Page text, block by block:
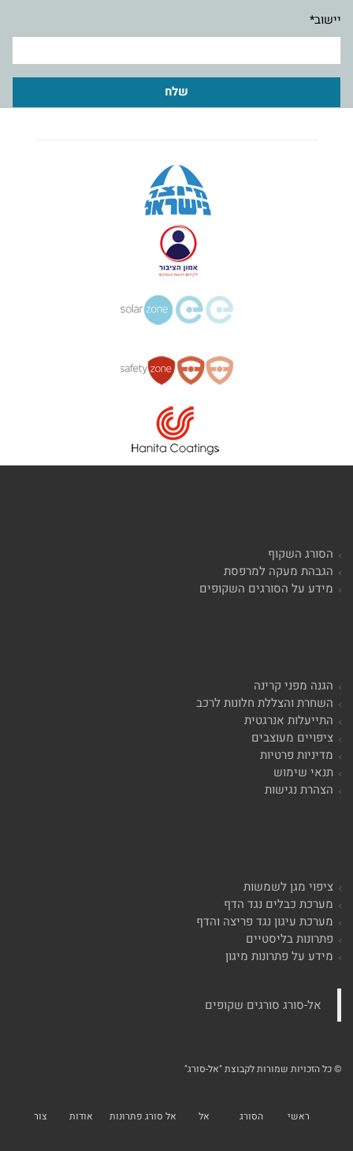
יישוב*
הסורג השקוף
הגבהת מעקה למרפסת
מידע על הסורגים השקופים
הגנה מפני קרינה
השחרת והצללת חלונות לרכב
התייעלות אנרגטית
ציפויים מעוצבים
מדיניות פרטיות
תנאי שימוש
הצהרת נגישות
ציפוי מגן לשמשות
מערכת כבלים נגד הדף
מערכת עיגון נגד פריצה והדף
פתרונות בליסטיים
מידע על פתרונות מיגון
‏אל-סורג סורגים שקופים‏
© כל הזכויות שמורות לקבוצת "אל-סורג"
ראשי הסורג אל אל סורג פתרונות אודות צור